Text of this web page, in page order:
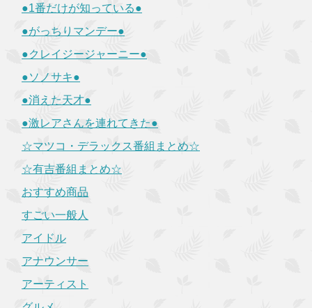
●1番だけが知っている●
●がっちりマンデー●
●クレイジージャーニー●
●ソノサキ●
●消えた天才●
●激レアさんを連れてきた●
☆マツコ・デラックス番組まとめ☆
☆有吉番組まとめ☆
おすすめ商品
すごい一般人
アイドル
アナウンサー
アーティスト